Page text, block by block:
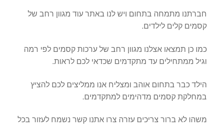
חברתנו מתמחה בתחום ויש לנו באתר עוד מגוון רחב של
קסמים קלים לילדים.
כמו כן תמצאו אצלנו מגוון רחב של ערכות קסמים לפי רמה
וגיל ממתחילים עד מתקדמים שכדאי לכם לראות.
הילד כבר בתחום אוהב ומצליח אנו ממליצים לכם להציץ
במחלקת קסמים מדהימים למתקדמים.
משהו לא ברור צריכים עזרה צרו אתנו קשר נשמח לעזור בכל